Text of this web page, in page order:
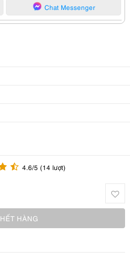
Chat Messenger
4.6/5 (14 lượt)
HẾT HÀNG